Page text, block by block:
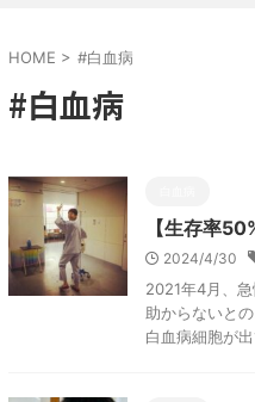
HOME > #白血病
#白血病
【生存率
2024/4/30
2021年4月、
助からないと
白血病細胞が